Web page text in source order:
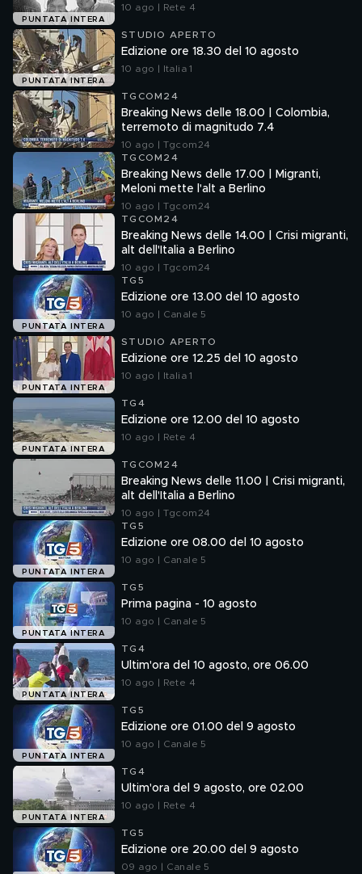
PUNTATA INTERA
10 ago | Rete 4
PUNTATA INTERA
STUDIO APERTO
Edizione ore 18.30 del 10 agosto
10 ago | Italia 1
TGCOM24
Breaking News delle 18.00 | Colombia,
terremoto di magnitudo 7.4
10 ago | Tgcom24
TGCOM24
Breaking News delle 17.00 | Migranti,
Meloni mette l'alt a Berlino
10 ago | Tgcom24
TGCOM24
Breaking News delle 14.00 | Crisi migranti,
alt dell'Italia a Berlino
10 ago | Tgcom24
PUNTATA INTERA
TG5
Edizione ore 13.00 del 10 agosto
10 ago | Canale 5
PUNTATA INTERA
STUDIO APERTO
Edizione ore 12.25 del 10 agosto
10 ago | Italia 1
PUNTATA INTERA
TG4
Edizione ore 12.00 del 10 agosto
10 ago | Rete 4
TGCOM24
Breaking News delle 11.00 | Crisi migranti,
alt dell'Italia a Berlino
10 ago | Tgcom24
PUNTATA INTERA
TG5
Edizione ore 08.00 del 10 agosto
10 ago | Canale 5
PUNTATA INTERA
TG5
Prima pagina - 10 agosto
10 ago | Canale 5
PUNTATA INTERA
TG4
Ultim'ora del 10 agosto, ore 06.00
10 ago | Rete 4
PUNTATA INTERA
TG5
Edizione ore 01.00 del 9 agosto
10 ago | Canale 5
PUNTATA INTERA
TG4
Ultim'ora del 9 agosto, ore 02.00
10 ago | Rete 4
TG5
Edizione ore 20.00 del 9 agosto
09 ago | Canale 5